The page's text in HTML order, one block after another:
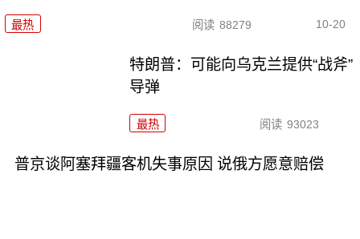
最热 阅读 88279 10-20
特朗普：可能向乌克兰提供“战斧”
导弹
最热 阅读 93023
普京谈阿塞拜疆客机失事原因 说俄方愿意赔偿